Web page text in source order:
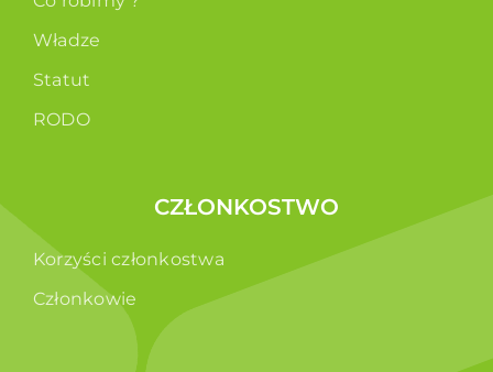
Władze
Statut
RODO
CZŁONKOSTWO
Korzyści członkostwa
Członkowie